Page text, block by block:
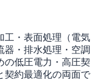
工・表面処理（電気
器・排水処理・空調
の低圧電力・高圧契
契約最適化の両面で